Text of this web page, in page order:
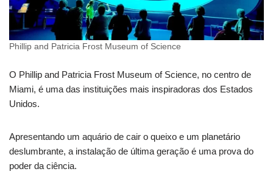
Phillip and Patricia Frost Museum of Science
O Phillip and Patricia Frost Museum of Science, no centro de
Miami, é uma das instituições mais inspiradoras dos Estados
Unidos.
Apresentando um aquário de cair o queixo e um planetário
deslumbrante, a instalação de última geração é uma prova do
poder da ciência.